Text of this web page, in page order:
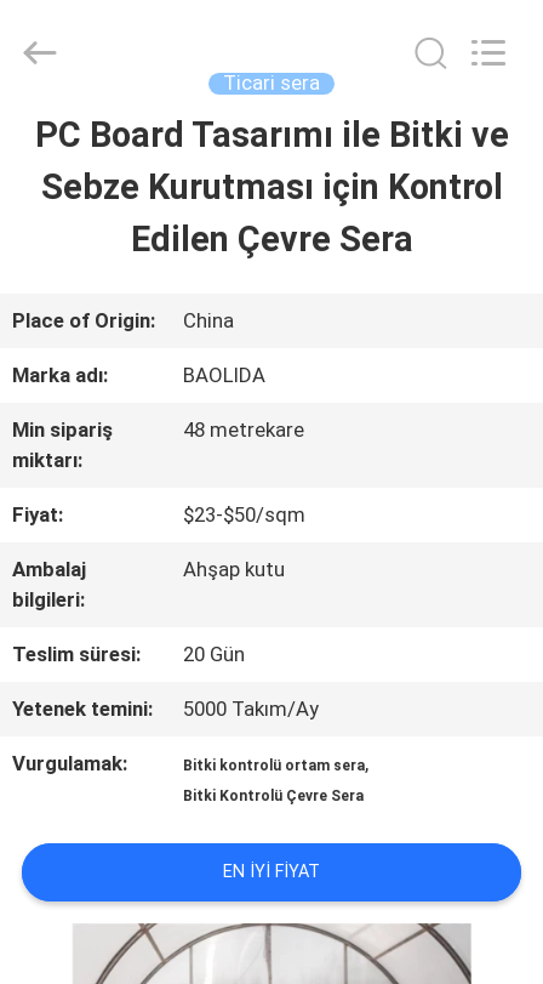
EV
ÜRÜNLER
SG
GÖSTERISI
HAKKIMIZDA
TURU
ULAŞIN
HABERLER
Fittings
Reserved.
Ticari sera
PC Board Tasarımı ile Bitki ve
Sebze Kurutması için Kontrol
Edilen Çevre Sera
Place of Origin: China
Marka adı: BAOLIDA
Min sipariş
miktarı:
48 metrekare
Fiyat: $23-$50/sqm
Ambalaj
bilgileri:
Ahşap kutu
Teslim süresi: 20 Gün
Yetenek temini: 5000 Takım/Ay
Vurgulamak: Bitki kontrolü ortam sera,
Bitki Kontrolü Çevre Sera
EN IYI FIYAT